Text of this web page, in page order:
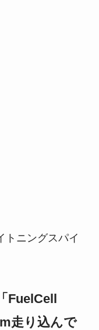
トニングスパイ
FuelCell
走り込んで